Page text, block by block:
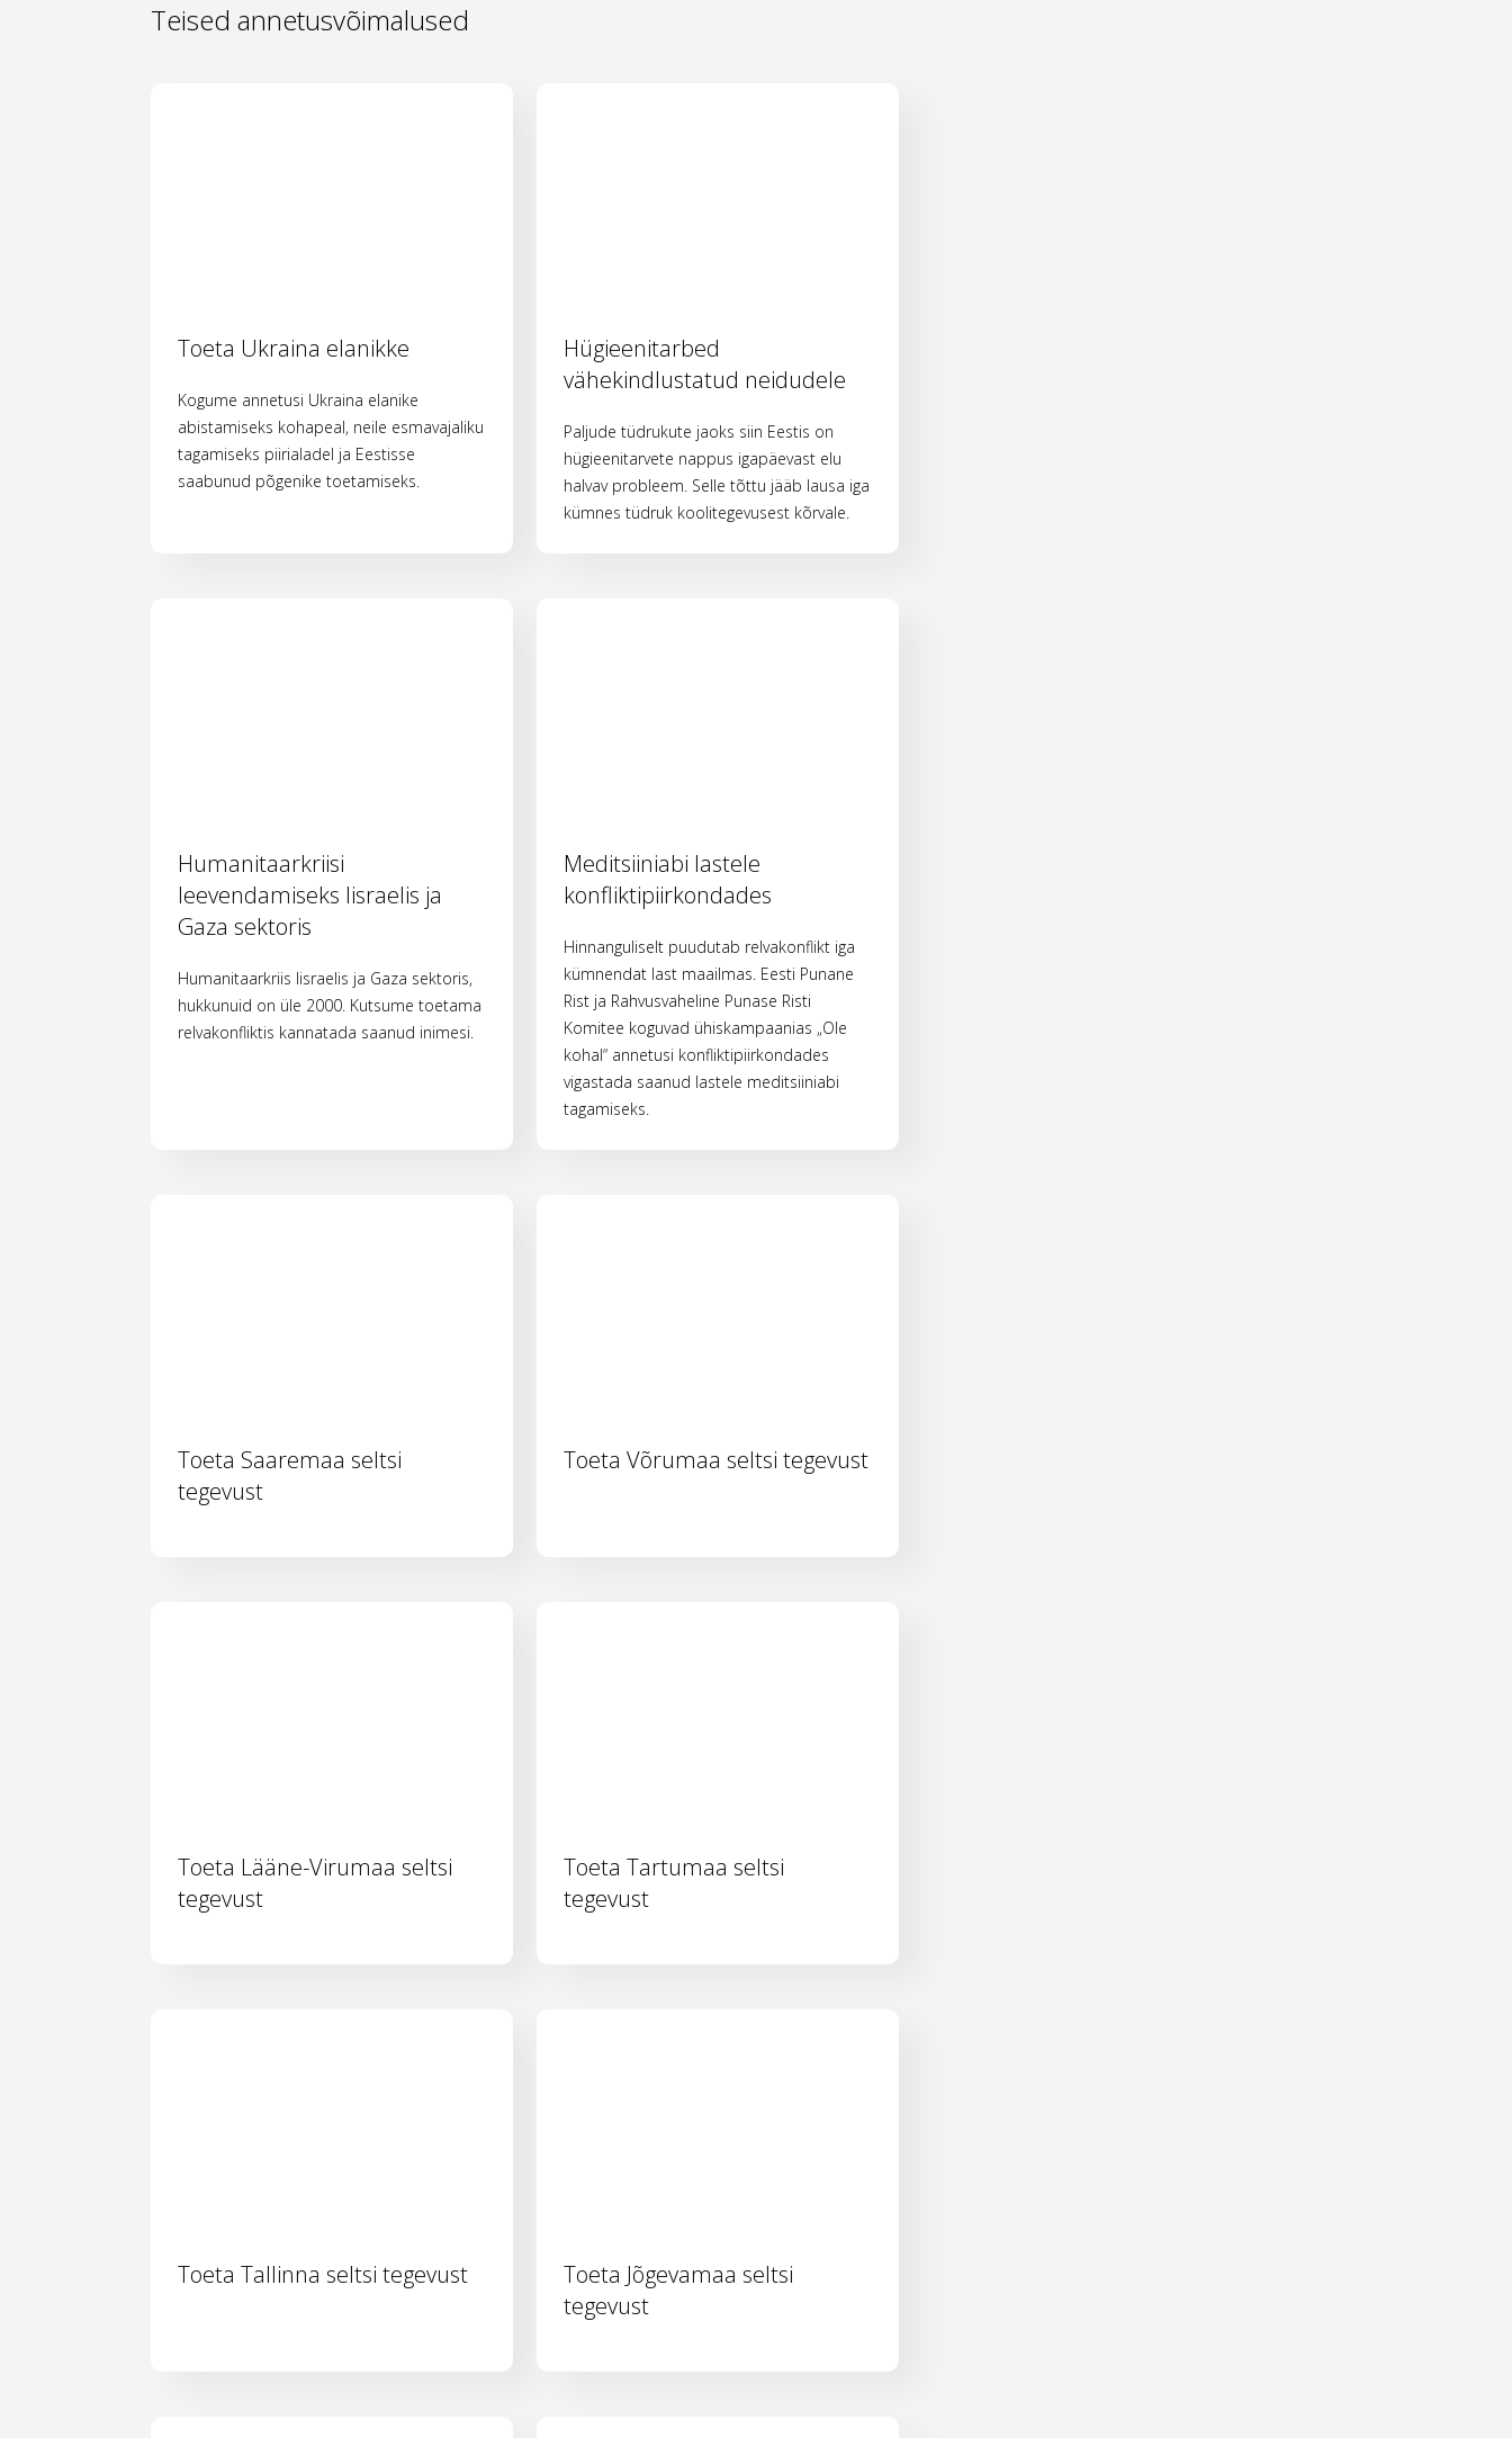
Teised annetusvõimalused
Toeta Ukraina elanikke
Kogume annetusi Ukraina elanike
abistamiseks kohapeal, neile esmavajaliku
tagamiseks piirialadel ja Eestisse
saabunud põgenike toetamiseks.
Hügieenitarbed
vähekindlustatud neidudele
Paljude tüdrukute jaoks siin Eestis on
hügieenitarvete nappus igapäevast elu
halvav probleem. Selle tõttu jääb lausa iga
kümnes tüdruk koolitegevusest kõrvale.
Humanitaarkriisi
leevendamiseks Iisraelis ja
Gaza sektoris
Humanitaarkriis Iisraelis ja Gaza sektoris,
hukkunuid on üle 2000. Kutsume toetama
relvakonfliktis kannatada saanud inimesi.
Meditsiiniabi lastele
konfliktipiirkondades
Hinnanguliselt puudutab relvakonflikt iga
kümnendat last maailmas. Eesti Punane
Rist ja Rahvusvaheline Punase Risti
Komitee koguvad ühiskampaanias „Ole
kohal“ annetusi konfliktipiirkondades
vigastada saanud lastele meditsiiniabi
tagamiseks.
Toeta Saaremaa seltsi
tegevust
Toeta Võrumaa seltsi tegevust
Toeta Lääne-Virumaa seltsi
tegevust
Toeta Tartumaa seltsi
tegevust
Toeta Tallinna seltsi tegevust
Toeta Jõgevamaa seltsi
tegevust